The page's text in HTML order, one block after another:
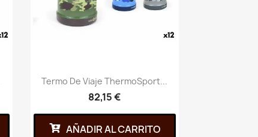
Termo De Viaje ThermoSport...
82,15 €
AÑADIR AL CARRITO